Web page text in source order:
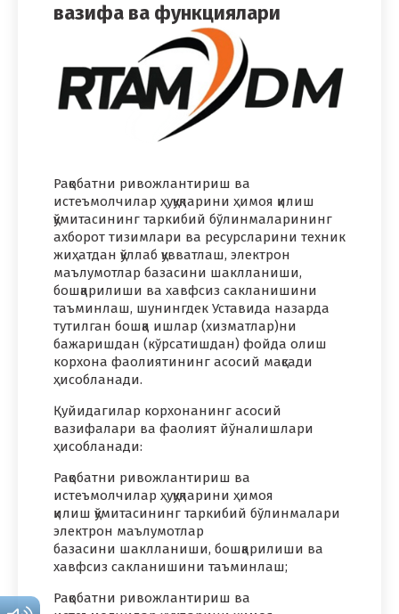
вазифа ва функциялари
Рақобатни ривожлантириш ва
истеъмолчилар ҳуқуқларини ҳимоя қилиш
қўмитасининг таркибий бўлинмаларининг
ахборот тизимлари ва ресурсларини техник
жиҳатдан қўллаб қувватлаш, электрон
маълумотлар базасини шаклланиши,
бошқарилиши ва хавфсиз сакланишини
таъминлаш, шунингдек Уставида назарда
тутилган бошқа ишлар (хизматлар)ни
бажаришдан (кўрсатишдан) фойда олиш
корхона фаолиятининг асосий мақсади
ҳисобланади.
Қyйидагилар корхонанинг асосий
вазифалари ва фаолият йўналишлари
ҳисобланади:
Рақобатни ривожлантириш ва
истеъмолчилар ҳуқуқларини ҳимоя
қилиш қўмитасининг таркибий бўлинмалари
электрон маълумотлар
базасини шаклланиши, бошқарилиши ва
хавфсиз сакланишини таъминлаш;
Рақобатни ривожлантириш ва